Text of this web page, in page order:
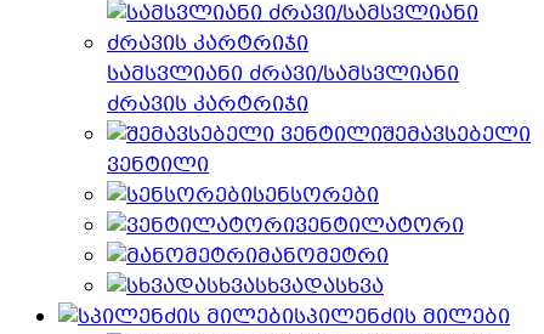
სამსვლიანი ძრავი/სამსვლიანი
ძრავის კარტრიჯი
შემავსებელი
ვენტილი
სენსორები
ვენტილატორი
მანომეტრი
სხვადასხვა
სპილენძის მილები